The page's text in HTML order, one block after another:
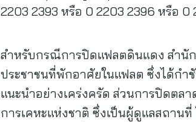
2203 2393 หรือ 0 2203 2396 หรือ 0
สำหรับกรณีการปิดแฟลตดินแดง สำนัก
ประชาชนที่พักอาศัยในแฟลต ซึ่งได้ก
แนะนำอย่างเคร่งครัด ส่วนการปิดตล
การเคหะแห่งชาติ ซึ่งเป็นผู้ดูแลสถาน